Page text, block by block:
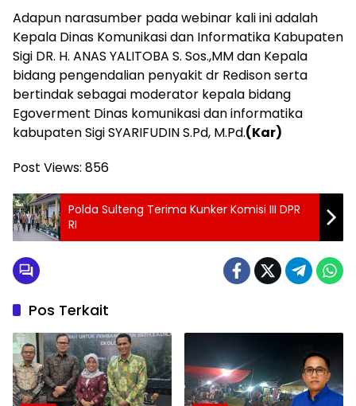
Adapun narasumber pada webinar kali ini adalah
Kepala Dinas Komunikasi dan Informatika Kabupaten
Sigi DR. H. ANAS YALITOBA S. Sos.,MM dan Kepala
bidang pengendalian penyakit dr Redison serta
bertindak sebagai moderator kepala bidang
Egoverment Dinas komunikasi dan informatika
kabupaten Sigi SYARIFUDIN S.Pd, M.Pd.(Kar)
Post Views: 856
Polda Sulteng Terima Kunker Komisi III DPR
RI
Pos Terkait